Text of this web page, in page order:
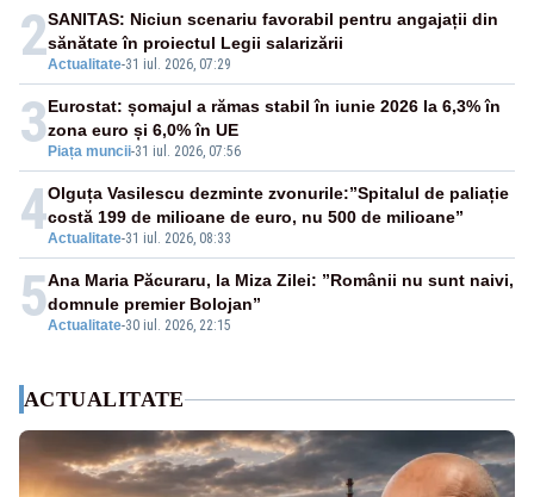
2Actualitate-31 iul. 2026, 07:29
SANITAS: Niciun scenariu favorabil pentru angajații din
sănătate în proiectul Legii salarizării
3 Piața muncii-31 iul. 2026, 07:56
Eurostat: șomajul a rămas stabil în iunie 2026 la 6,3% în
zona euro și 6,0% în UE
4Actualitate-31 iul. 2026, 08:33
Olguța Vasilescu dezminte zvonurile:”Spitalul de paliație
costă 199 de milioane de euro, nu 500 de milioane”
5Actualitate-30 iul. 2026, 22:15
Ana Maria Păcuraru, la Miza Zilei: ”Românii nu sunt naivi,
domnule premier Bolojan”
ACTUALITATE